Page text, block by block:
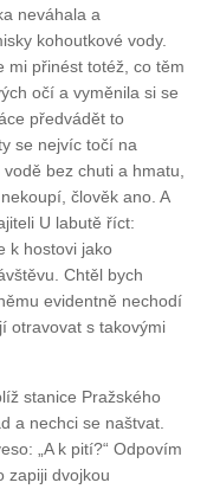
neváhala a
kohoutkové vody.
mi přinést totéž, co těm
očí a vyměnila si se
předvádět to
se nejvíc točí na
bez chuti a hmatu,
člověk ano. A
U labutě říct:
k hostovi jako
Chtěl bych
evidentně nechodí
otravovat s takovými
stanice Pražského
a nechci se naštvat.
„A k pití?“ Odpovím
zapiji dvojkou